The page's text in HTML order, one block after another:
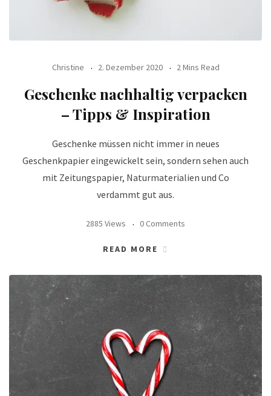
Christine 2. Dezember 2020 2 Mins Read
Geschenke nachhaltig verpacken
– Tipps & Inspiration
Geschenke müssen nicht immer in neues
Geschenkpapier eingewickelt sein, sondern sehen auch
mit Zeitungspapier, Naturmaterialien und Co
verdammt gut aus.
2885 Views 0 Comments
READ MORE